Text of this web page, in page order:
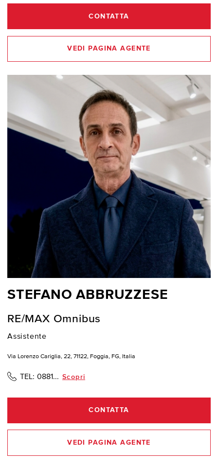
CONTATTA
VEDI PAGINA AGENTE
STEFANO ABBRUZZESE
RE/MAX Omnibus
Assistente
Via Lorenzo Cariglia, 22, 71122, Foggia, FG, Italia
TEL: 0881... Scopri
CONTATTA
VEDI PAGINA AGENTE